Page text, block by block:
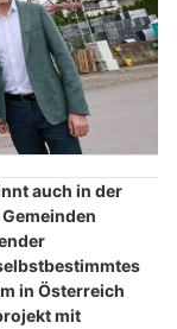
auch in der
in Österreich
mit